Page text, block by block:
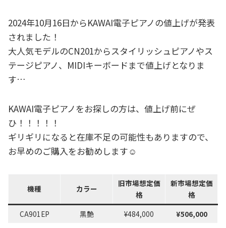
2024年10月16日からKAWAI電子ピアノの値上げが発表
されました！
大人気モデルのCN201からスタイリッシュピアノやス
テージピアノ、MIDIキーボードまで値上げとなりま
す…
KAWAI電子ピアノをお探しの方は、値上げ前にぜ
ひ！！！！！
ギリギリになると在庫不足の可能性もありますので、
お早めのご購入をお勧めします☺
機種 カラー
旧市場想定価
格
新市場想定価
格
CA901EP
黒艶 ¥484,000
¥506,000